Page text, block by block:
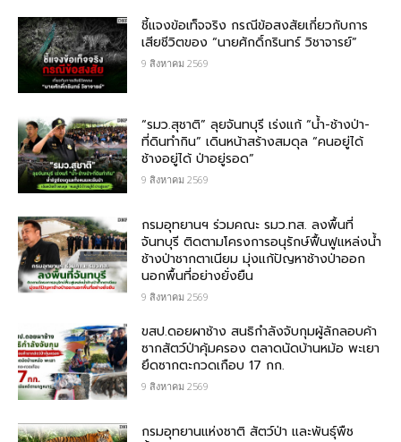
ชี้แจงข้อเท็จจริง กรณีข้อสงสัยเกี่ยวกับการ
เสียชีวิตของ “นายศักดิ์กรินทร์ วิชาจารย์”
9 สิงหาคม 2569
“รมว.สุชาติ” ลุยจันทบุรี เร่งแก้ “น้ำ-ช้างป่า-
ที่ดินทำกิน” เดินหน้าสร้างสมดุล “คนอยู่ได้
ช้างอยู่ได้ ป่าอยู่รอด”
9 สิงหาคม 2569
กรมอุทยานฯ ร่วมคณะ รมว.ทส. ลงพื้นที่
จันทบุรี ติดตามโครงการอนุรักษ์ฟื้นฟูแหล่งน้ำ
ช้างป่าชากตาเนียม มุ่งแก้ปัญหาช้างป่าออก
นอกพื้นที่อย่างยั่งยืน
9 สิงหาคม 2569
ขสป.ดอยผาช้าง สนธิกำลังจับกุมผู้ลักลอบค้า
ซากสัตว์ป่าคุ้มครอง ตลาดนัดบ้านหม้อ พะเยา
ยึดซากตะกวดเกือบ 17 กก.
9 สิงหาคม 2569
กรมอุทยานแห่งชาติ สัตว์ป่า และพันธุ์พืช​